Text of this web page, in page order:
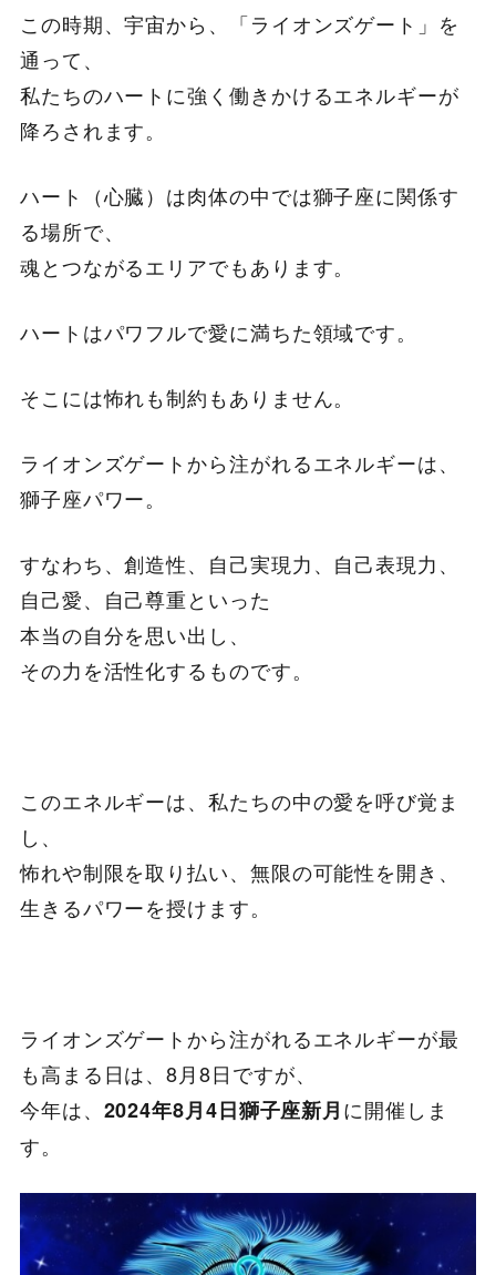
この時期、宇宙から、「ライオンズゲート」を
通って、
私たちのハートに強く働きかけるエネルギーが
降ろされます。
ハート（心臓）は肉体の中では獅子座に関係す
る場所で、
魂とつながるエリアでもあります。
ハートはパワフルで愛に満ちた領域です。
そこには怖れも制約もありません。
ライオンズゲートから注がれるエネルギーは、
獅子座パワー。
すなわち、創造性、自己実現力、自己表現力、
自己愛、自己尊重といった
本当の自分を思い出し、
その力を活性化するものです。
このエネルギーは、私たちの中の愛を呼び覚ま
し、
怖れや制限を取り払い、無限の可能性を開き、
生きるパワーを授けます。
ライオンズゲートから注がれるエネルギーが最
も高まる日は、8月8日ですが、
今年は、 2024年8月4日獅子座新月に開催しま
す。